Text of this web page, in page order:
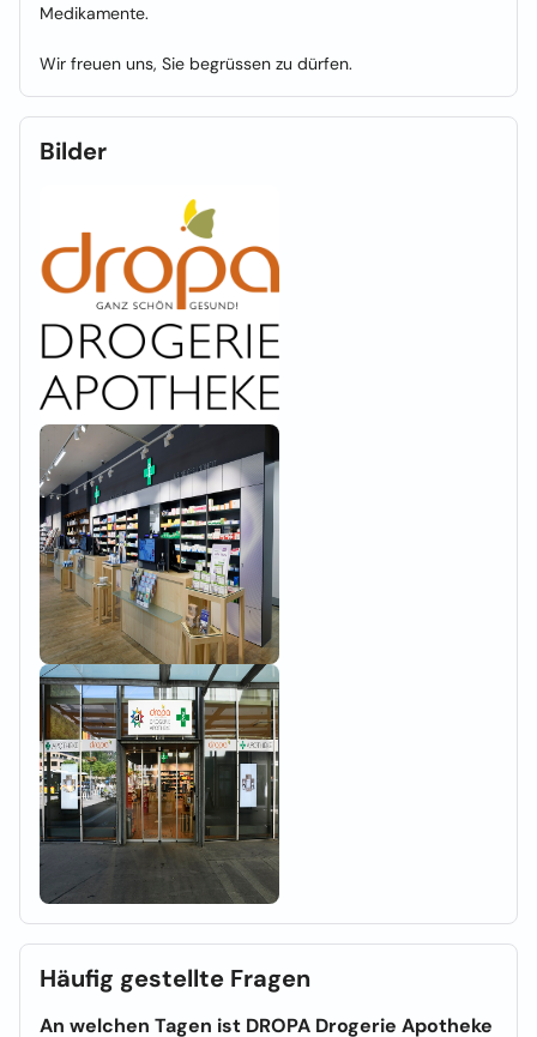
Medikamente.
Wir freuen uns, Sie begrüssen zu dürfen.
Bilder
Häufig gestellte Fragen
An welchen Tagen ist DROPA Drogerie Apotheke